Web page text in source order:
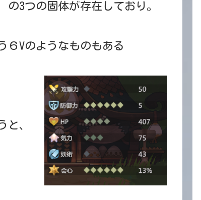
の3つの固体が存在しており。
６Vのようなものもある
と、